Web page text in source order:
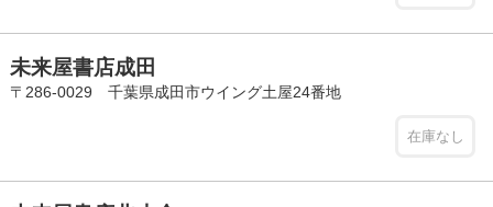
未来屋書店成田
〒286-0029 千葉県成田市ウイング土屋24番地
在庫なし